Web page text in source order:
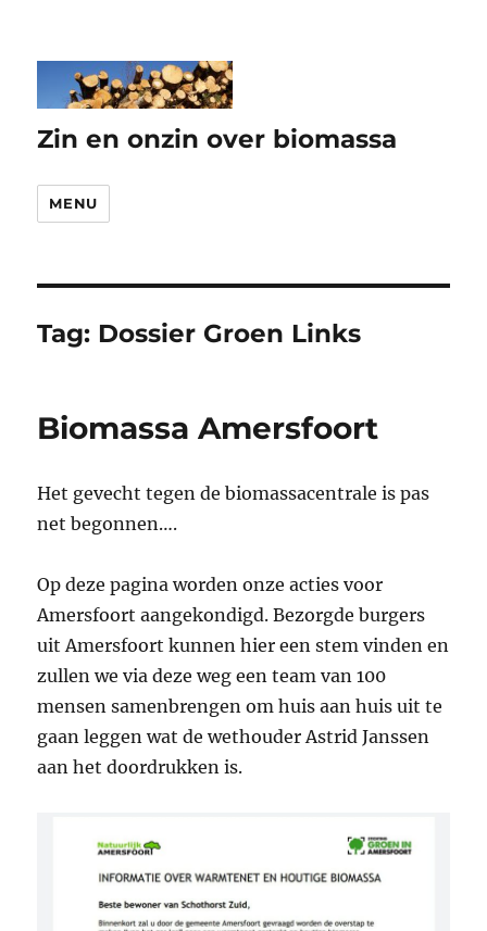
Zin en onzin over biomassa
MENU
Tag: Dossier Groen Links
Biomassa Amersfoort
Het gevecht tegen de biomassacentrale is pas
net begonnen….
Op deze pagina worden onze acties voor
Amersfoort aangekondigd. Bezorgde burgers
uit Amersfoort kunnen hier een stem vinden en
zullen we via deze weg een team van 100
mensen samenbrengen om huis aan huis uit te
gaan leggen wat de wethouder Astrid Janssen
aan het doordrukken is.